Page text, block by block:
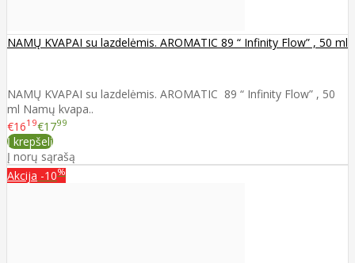
NAMŲ KVAPAI su lazdelėmis. AROMATIC 89 “ Infinity Flow” , 50 ml
NAMŲ KVAPAI su lazdelėmis. AROMATIC 89 “ Infinity Flow” , 50
ml Namų kvapa..
€1619€1799
Į krepšelį
Į norų sąrašą
Akcija -10%